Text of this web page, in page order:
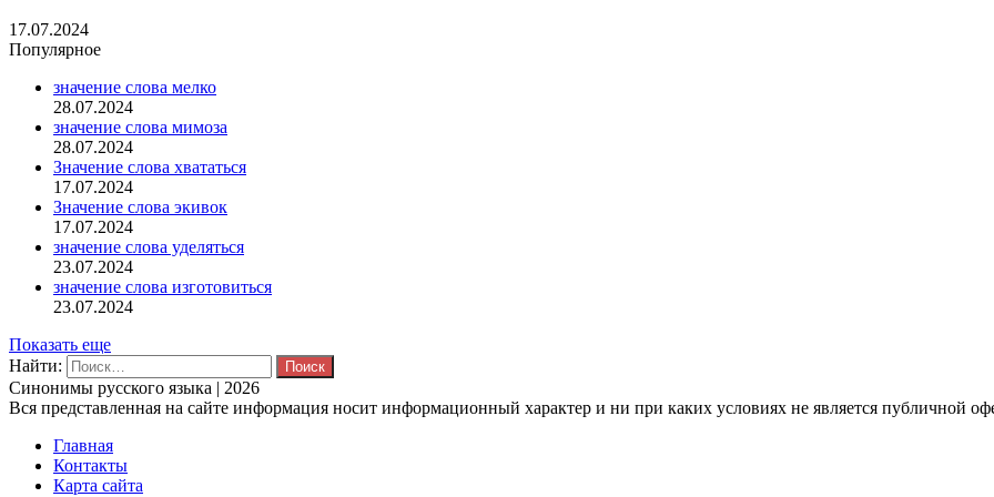
17.07.2024
Популярное
значение слова мелко
28.07.2024
значение слова мимоза
28.07.2024
Значение слова хвататься
17.07.2024
Значение слова экивок
17.07.2024
значение слова уделяться
23.07.2024
значение слова изготовиться
23.07.2024
Показать еще
Найти:
Синонимы русского языка | 2026
Вся представленная на сайте информация носит информационный характер и ни при каких условиях не является публичной
Главная
Контакты
Карта сайта